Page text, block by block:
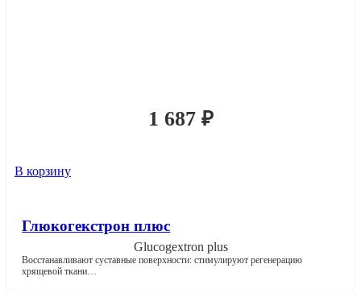
1 687 ₽
В корзину
Глюкогекстрон плюс
Glucogextron plus
Восстанавливают суставные поверхности: стимулируют регенерацию
хрящевой ткани…